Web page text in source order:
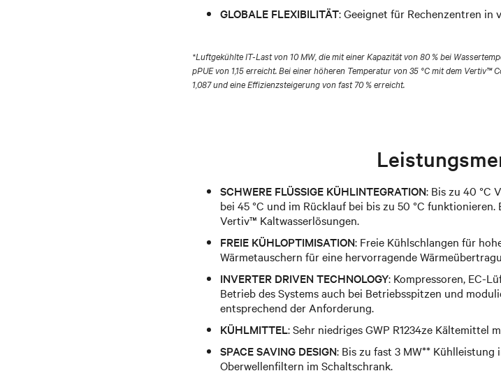
GLOBALE FLEXIBILITÄT: Geeignet für Rechenzentren in
*Luftgekühlte IT-Last von 10 MW, die mit einer Kapazität von 80 % bei
pPUE von 1,15 erreicht. Bei einer höheren Temperatur von 35 °C mit dem
1,087 und eine Effizienzsteigerung von fast 70 % erreicht.
SCHWERE FLÜSSIGE KÜHLINTEGRATION: Bis zu 40 °C
bei 45 °C und im Rücklauf bei bis zu 50 °C
Vertiv™ Kaltwasserlösungen.
FREIE KÜHLOPTIMISATION: Freie Kühlschlangen für
Wärmetauschern für eine hervorragende
INVERTER DRIVEN TECHNOLOGY: Kompressoren, EC-
Betrieb des Systems auch bei Betriebsspitzen und
entsprechend der Anforderung.
KÜHLMITTEL: Sehr niedriges GWP R1234ze Kältemittel
SPACE SAVING DESIGN: Bis zu fast 3 MW**
Oberwellenfiltern im Schaltschrank.